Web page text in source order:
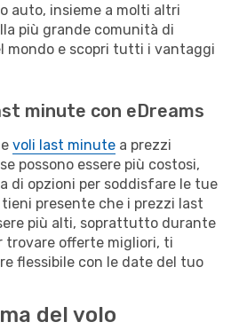
auto, insieme a molti altri
più grande comunità di
mondo e scopri tutti i vantaggi
minute con eDreams
voli last minute a prezzi
possono essere più costosi,
di opzioni per soddisfare le tue
presente che i prezzi last
più alti, soprattutto durante
trovare offerte migliori, ti
flessibile con le date del tuo
del volo